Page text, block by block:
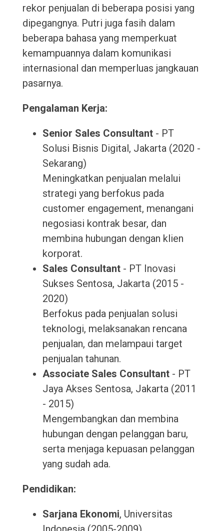
rekor penjualan di beberapa posisi yang
dipegangnya. Putri juga fasih dalam
beberapa bahasa yang memperkuat
kemampuannya dalam komunikasi
internasional dan memperluas jangkauan
pasarnya.
Pengalaman Kerja:
Senior Sales Consultant- PT
Solusi Bisnis Digital, Jakarta (2020 -
Sekarang)
Meningkatkan penjualan melalui
strategi yang berfokus pada
customer engagement, menangani
negosiasi kontrak besar, dan
membina hubungan dengan klien
korporat.
Sales Consultant- PT Inovasi
Sukses Sentosa, Jakarta (2015 -
2020)
Berfokus pada penjualan solusi
teknologi, melaksanakan rencana
penjualan, dan melampaui target
penjualan tahunan.
Associate Sales Consultant- PT
Jaya Akses Sentosa, Jakarta (2011
- 2015)
Mengembangkan dan membina
hubungan dengan pelanggan baru,
serta menjaga kepuasan pelanggan
yang sudah ada.
Pendidikan:
Sarjana Ekonomi, Universitas